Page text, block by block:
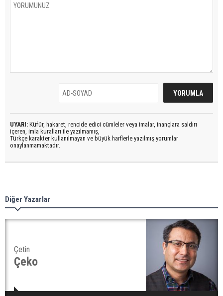
UYARI: Küfür, hakaret, rencide edici cümleler veya imalar, inançlara saldırı
içeren, imla kuralları ile yazılmamış,
Türkçe karakter kullanılmayan ve büyük harflerle yazılmış yorumlar
onaylanmamaktadır.
Diğer Yazarlar
Çetin
Çeko